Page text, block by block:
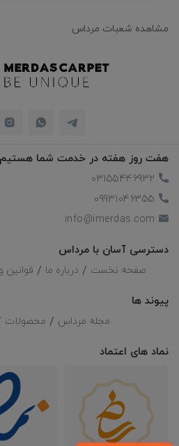
مشاهده شعبات مرداس
هفت روز هفته در خدمت شما هستیم
03155446932
09931046355
info@imerdas.com
دسترسی آسان با مرداس
صفحه نخست درباره ما قوانین
پیوند ها
مجله مرداس محصولات
نماد های اعتماد